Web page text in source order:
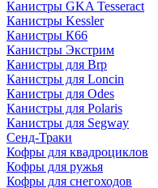
Канистры GKA Tesseract
Канистры Kessler
Канистры К66
Канистры Экстрим
Канистры для Brp
Канистры для Loncin
Канистры для Odes
Канистры для Polaris
Канистры для Segway
Сенд-Траки
Кофры для квадроциклов
Кофры для ружья
Кофры для снегоходов